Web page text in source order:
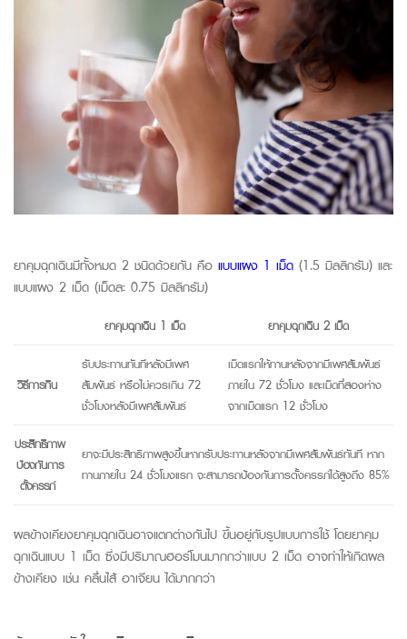
ยาคุมฉุกเฉินมีทั้งหมด 2 ชนิดด้วยกัน คือ แบบแผง 1 เม็ด (1.5 มิลลิกรัม) และ
แบบแผง 2 เม็ด (เม็ดละ 0.75 มิลลิกรัม)
ยาคุมฉุกเฉิน 1 เม็ด ยาคุมฉุกเฉิน 2 เม็ด
วิธีการกิน
รับประทานทันทีหลังมีเพศ
สัมพันธ์ หรือไม่ควรเกิน 72
ชั่วโมงหลังมีเพศสัมพันธ์
เม็ดแรกให้ทานหลังจากมีเพศสัมพันธ์
ภายใน 72 ชั่วโมง และเม็ดที่สองห่าง
จากเม็ดแรก 12 ชั่วโมง
ประสิทธิภาพ
ป้องกันการ
ตั้งครรภ์
ยาจะมีประสิทธิภาพสูงขึ้นหากรับประทานหลังจากมีเพศสัมพันธ์ทันที หาก
ทานภายใน 24 ชั่วโมงแรก จะสามารถป้องกันการตั้งครรภ์ได้สูงถึง 85%
ผลข้างเคียงยาคุมฉุกเฉินอาจแตกต่างกันไป ขึ้นอยู่กับรูปแบบการใช้ โดยยาคุม
ฉุกเฉินแบบ 1 เม็ด ซึ่งมีปริมาณฮอร์โมนมากกว่าแบบ 2 เม็ด อาจทำให้เกิดผล
ข้างเคียง เช่น คลื่นไส้ อาเจียน ได้มากกว่า